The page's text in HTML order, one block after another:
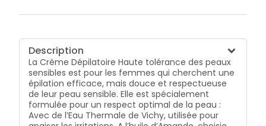
Description
La Crème Dépilatoire Haute tolérance des peaux
sensibles est pour les femmes qui cherchent une
épilation efficace, mais douce et respectueuse
de leur peau sensible. Elle est spécialement
formulée pour un respect optimal de la peau :
Avec de l’Eau Thermale de Vichy, utilisée pour